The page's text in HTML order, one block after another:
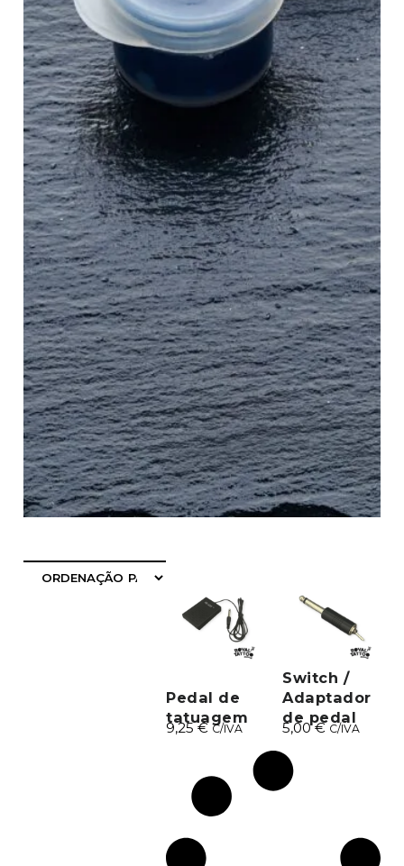
FILTRAR
Pedal de
tatuagem
9,25€ C/IVA
Switch /
Adaptador
de pedal
5,00€ C/IVA